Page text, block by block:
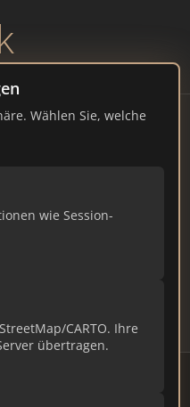
Wählen Sie, welche
wie Session-
CARTO. Ihre
übertragen.
Höhr-
Juli